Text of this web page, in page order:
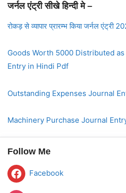
जर्नल एंट्री सीखे हिन्दी मे –
रोकड़ से व्यापार प्रारम्भ किया जर्नल एंट्री
Goods Worth 5000 Distributed
Entry in Hindi Pdf
Outstanding Expenses Journal
Machinery Purchase Journal
Follow Me
Facebook